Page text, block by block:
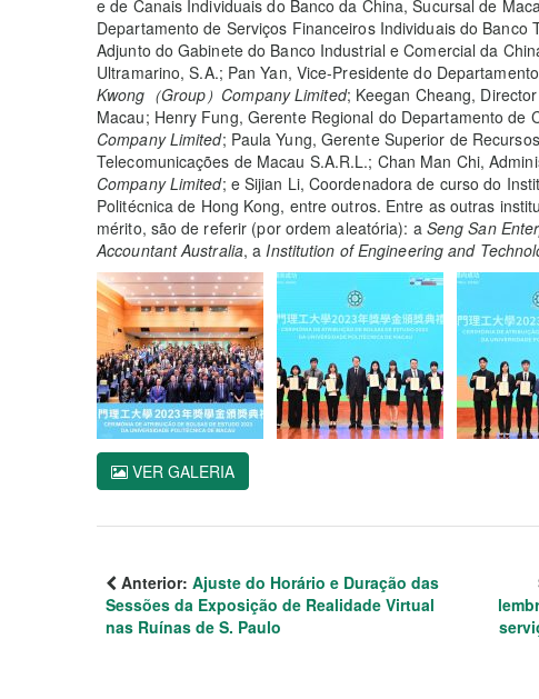
e de Canais Individuais do Banco da China, Sucursal de
Departamento de Serviços Financeiros Individuais do Banco
Adjunto do Gabinete do Banco Industrial e Comercial da
Ultramarino, S.A.; Pan Yan, Vice-Presidente do
Kwong （Group） Company Limited; Keegan Cheang,
Macau; Henry Fung, Gerente Regional do Departamento de
Company Limited; Paula Yung, Gerente Superior de
Telecomunicações de Macau S.A.R.L.; Chan Man Chi,
Company Limited; e Sijian Li, Coordenadora de curso do
Politécnica de Hong Kong, entre outros. Entre as outras
mérito, são de referir (por ordem aleatória): a Seng San
Accountant Australia, aInstitution of Engineering and
VER GALERIA
Anterior: Ajuste do Horário e Duração das
Sessões da Exposição de Realidade Virtual
nas Ruínas de S. Paulo